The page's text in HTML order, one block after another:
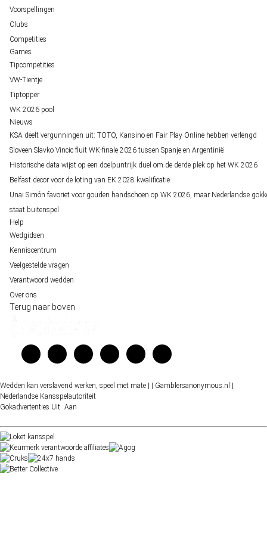
Voorspellingen
Clubs
Competities
Games
Tipcompetities
VW-Tientje
Tiptopper
WK 2026 pool
Nieuws
KSA deelt vergunningen uit: TOTO, Kansino en Fair Play Online hebben verlengd
Sloveen Slavko Vincic fluit WK-finale 2026 tussen Spanje en Argentinië
Historische data wijst op een doelpuntrijk duel om de derde plek op het WK 2026
Belfast decor voor de loting van EK 2028 kwalificatie
Unai Simón favoriet voor gouden handschoen op WK 2026, maar Nederlandse
staat buitenspel
Help
Wedgidsen
Kenniscentrum
Veelgestelde vragen
Verantwoord wedden
Over ons
Terug naar boven
Wedden kan verslavend werken, speel met mate | | Gamblersanonymous.nl |
Nederlandse Kansspelautoriteit
Gokadvertenties Uit Aan